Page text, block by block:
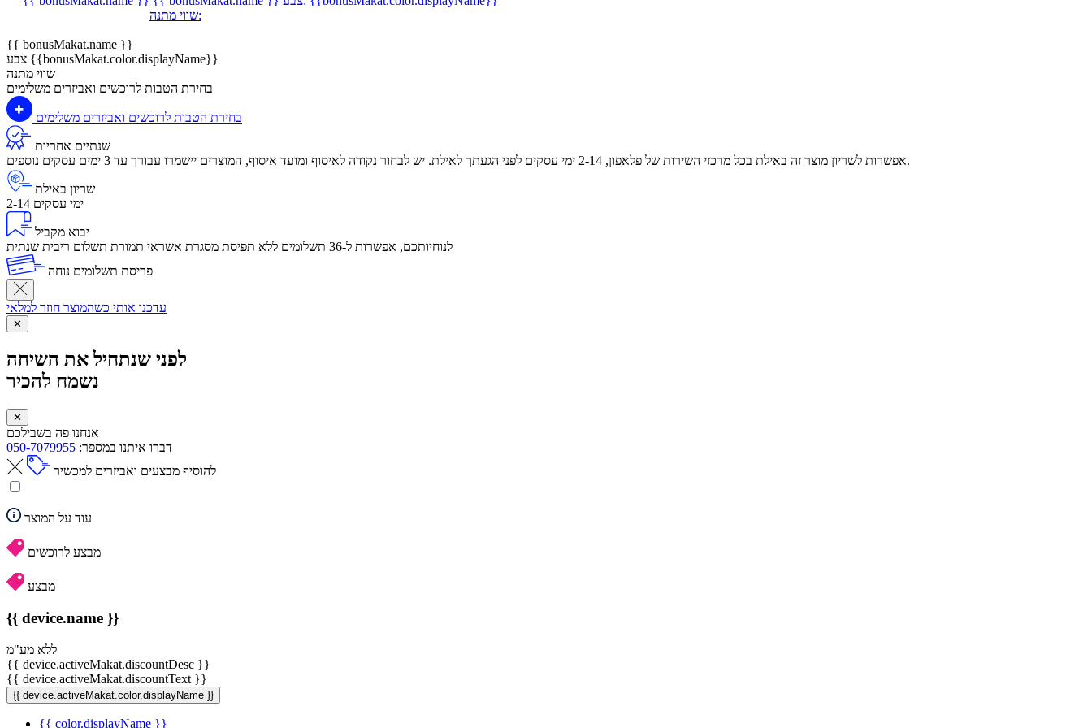
שווי מתנה:
{{ bonusMakat.name }}
צבע {{bonusMakat.color.displayName}}
שווי מתנה
בחירת הטבות לרוכשים ואביזרים משלימים
בחירת הטבות לרוכשים ואביזרים משלימים
שנתיים אחריות
אפשרות לשריון מוצר זה באילת בכל מרכזי השירות של פלאפון, 2-14 ימי עסקים לפני הגעתך לאילת. יש לבחור נקודה לאיסוף ומועד איסוף, המוצרים יישמרו עבורך עד 3 ימים עסקים נוספים.
שריון באילת
2-14 ימי עסקים
יבוא מקביל
לנוחיותכם, אפשרות ל-36 תשלומים ללא תפיסת מסגרת אשראי תמורת תשלום ריבית שנתית
פריסת תשלומים נוחה
עדכנו אותי כשהמוצר חוזר למלאי
✕
לפני שנתחיל את השיחה
נשמח להכיר
✕
אנחנו פה בשבילכם
דברו איתנו במספר: 050-7079955
להוסיף מבצעים ואביזרים למכשיר
עוד על המוצר
מבצע לרוכשים
מבצע
{{ device.name }}
ללא מע"מ
{{ device.activeMakat.discountDesc }}
{{ device.activeMakat.discountText }}
{{ device.activeMakat.color.displayName }}
{{ color.displayName }}